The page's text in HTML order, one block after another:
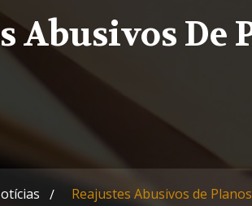
Abusivos De
Reajustes Abusivos de